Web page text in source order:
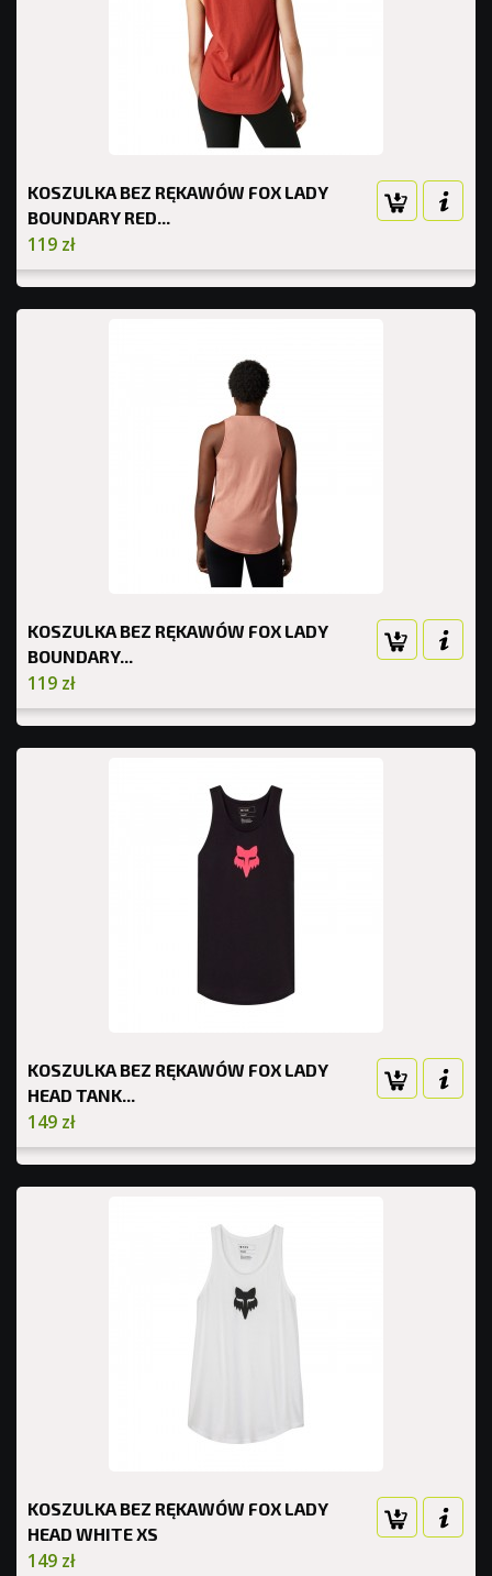
KOSZULKA BEZ RĘKAWÓW FOX LADY
BOUNDARY RED...
119 zł
KOSZULKA BEZ RĘKAWÓW FOX LADY
BOUNDARY...
119 zł
KOSZULKA BEZ RĘKAWÓW FOX LADY
HEAD TANK...
149 zł
KOSZULKA BEZ RĘKAWÓW FOX LADY
HEAD WHITE XS
149 zł